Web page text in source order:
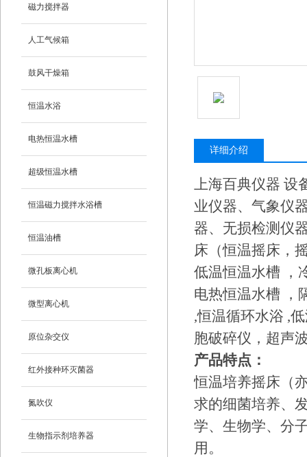
磁力搅拌器
人工气候箱
鼓风干燥箱
恒温水浴
电热恒温水槽
超级恒温水槽
恒温磁力搅拌水浴槽
恒温油槽
微孔板离心机
微型离心机
原位杂交仪
红外接种环灭菌器
氮吹仪
生物指示剂培养器
详细介绍
上海百典仪器 设
业仪器、气象仪
器、无损检测仪
床（恒温摇床，
低温恒温水槽 ，
电热恒温水槽 ，
,恒温循环水浴 ,
胞破碎仪，超声
产品特点：
恒温培养摇床（
求的细菌培养、
学、生物学、分
用。